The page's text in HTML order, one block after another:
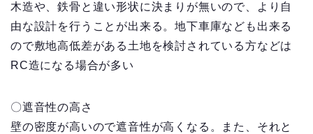
木造や、鉄骨と違い形状に決まりが無いので、より自
由な設計を行うことが出来る。地下車庫なども出来る
ので敷地高低差がある土地を検討されている方などは
RC造になる場合が多い
〇遮音性の高さ
壁の密度が高いので遮音性が高くなる。また、それと